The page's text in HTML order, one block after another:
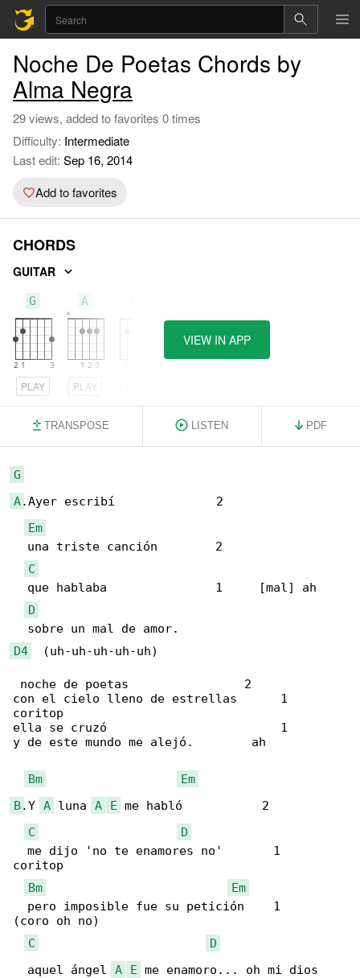
Noche De Poetas Chords by
Alma Negra
29 views, added to favorites 0 times
Difficulty: Intermediate
Last edit: Sep 16, 2014
Add to favorites
CHORDS
GUITAR
G
PLAY
A
PLAY
VIEW IN APP
TRANSPOSE LISTEN PDF
G
A.Ayer escribí              2
Em
  una triste canción        2
C
  que hablaba               1     [mal] ah
D
D4
  (uh-uh-uh-uh-uh)
noche de poetas                2
con el cielo lleno de estrellas      1
coritop
ella se cruzó                        1
y de este mundo me alejó.        ah
Bm
Em
B.Y A luna A E me habló           2
C
D
  me dijo 'no te enamores no'       1
coritop
Bm
Em
  pero imposible fue su petición    1
(coro oh no)
C
D
  aquel ángel
A E me enamoro... oh mi dios